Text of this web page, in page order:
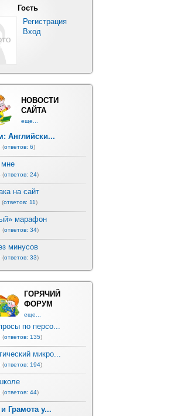
Гость
Регистрация
Вход
НОВОСТИ
САЙТА
еще...
Английски...
(ответов: 6)
мне
(ответов: 24)
на сайт
(ответов: 11)
марафон
(ответов: 34)
минусов
(ответов: 33)
ГОРЯЧИЙ
ФОРУМ
еще...
по персо...
(ответов: 135)
микро...
(ответов: 194)
(ответов: 44)
и Грамота у...